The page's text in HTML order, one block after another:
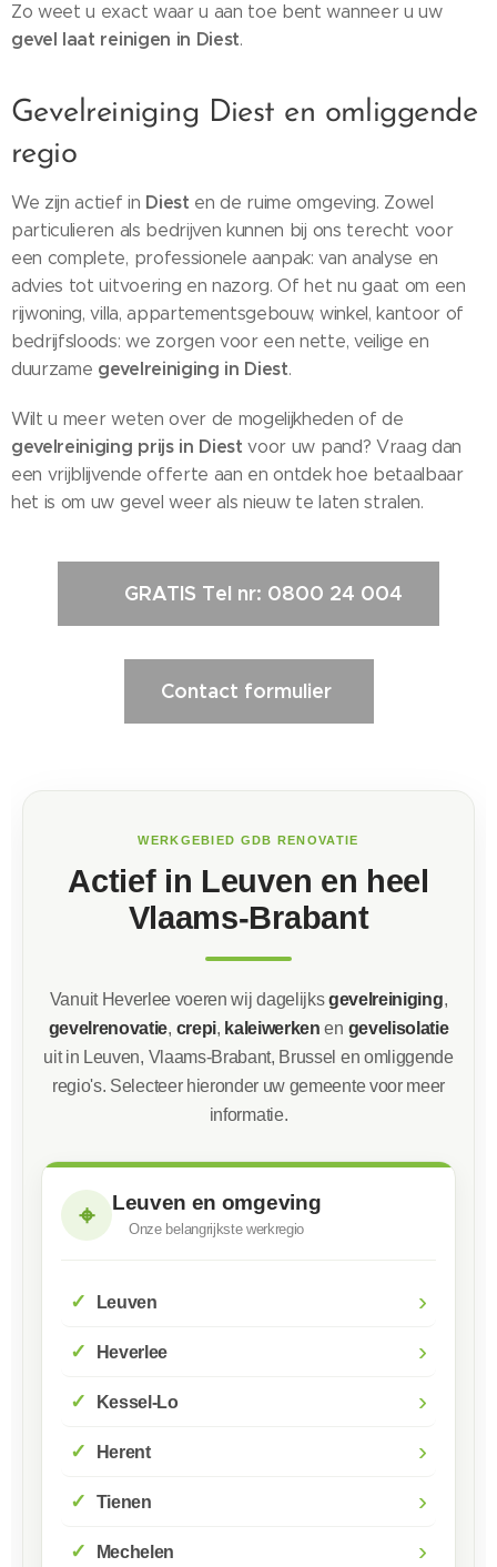
Zo weet u exact waar u aan toe bent wanneer u uw
gevel laat reinigen in Diest.
Gevelreiniging Diest en omliggende
regio
We zijn actief in Diest en de ruime omgeving. Zowel
particulieren als bedrijven kunnen bij ons terecht voor
een complete, professionele aanpak: van analyse en
advies tot uitvoering en nazorg. Of het nu gaat om een
rijwoning, villa, appartementsgebouw, winkel, kantoor of
bedrijfsloods: we zorgen voor een nette, veilige en
duurzame gevelreiniging in Diest.
Wilt u meer weten over de mogelijkheden of de
gevelreiniging prijs in Diest voor uw pand? Vraag dan
een vrijblijvende offerte aan en ontdek hoe betaalbaar
het is om uw gevel weer als nieuw te laten stralen.
📞 GRATIS Tel nr: 0800 24 004
Contact formulier
WERKGEBIED GDB RENOVATIE
Actief in Leuven en heel
Vlaams-Brabant
Vanuit Heverlee voeren wij dagelijksgevelreiniging,
gevelrenovatie, crepi, kaleiwerken en gevelisolatie
uit in Leuven, Vlaams-Brabant, Brussel en omliggende
regio's. Selecteer hieronder uw gemeente voor meer
informatie.
⌖ Leuven en omgeving
Onze belangrijkste werkregio
Leuven ›
Heverlee ›
Kessel-Lo ›
Herent ›
Tienen ›
Mechelen ›